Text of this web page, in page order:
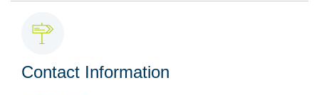
Contact Information